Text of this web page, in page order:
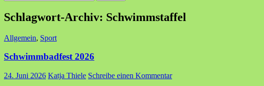
nach:
Schlagwort-Archiv: Schwimmstaffel
Allgemein, Sport
Schwimmbadfest 2026
24. Juni 2026 Katja Thiele Schreibe einen Kommentar